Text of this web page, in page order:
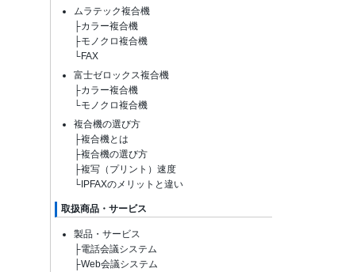
ムラテック複合機
├カラー複合機
├モノクロ複合機
└FAX
富士ゼロックス複合機
├カラー複合機
└モノクロ複合機
複合機の選び方
├複合機とは
├複合機の選び方
├複写（プリント）速度
└IPFAXのメリットと違い
取扱商品・サービス
製品・サービス
├電話会議システム
├Web会議システム